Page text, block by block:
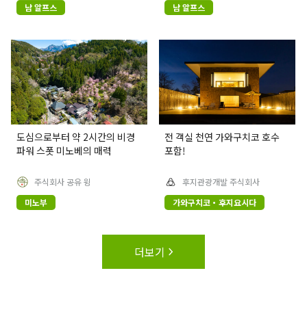
남 알프스
남 알프스
도심으로부터 약 2시간의 비경
파워 스폿 미노베의 매력
주식회사 공유 윙
미노부
전 객실 천연 가와구치코 호수
포함!
후지관광개발 주식회사
가와구치코・후지요시다
더보기